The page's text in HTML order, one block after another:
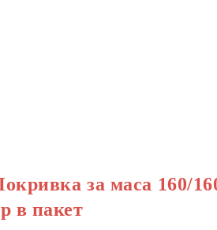
за маса 160/
в пакет